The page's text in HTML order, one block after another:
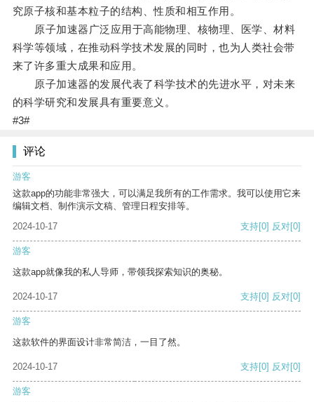
究原子核和基本粒子的结构、性质和相互作用。
原子加速器广泛应用于高能物理、核物理、医学、材料
科学等领域，在推动科学技术发展的同时，也为人类社会带
来了许多重大成果和应用。
原子加速器的发展代表了科学技术的先进水平，对未来
的科学研究和发展具有重要意义。
#3#
评论
游客
这款app的功能非常强大，可以满足我所有的工作需求。我可以使用它来
编辑文档、制作演示文稿、管理日程安排等。
2024-10-17
支持[0] 反对[0]
游客
这款app就像我的私人导师，带领我探索知识的奥秘。
2024-10-17 支持[0] 反对[0]
游客
这款软件的界面设计非常简洁，一目了然。
2024-10-17 支持[0] 反对[0]
游客